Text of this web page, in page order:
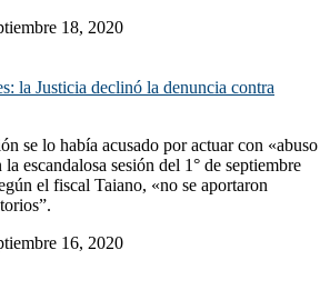
18, 2020
la Justicia declinó la denuncia contra
se lo había acusado por actuar con «abuso
escandalosa sesión del 1° de septiembre
el fiscal Taiano, «no se aportaron
16, 2020